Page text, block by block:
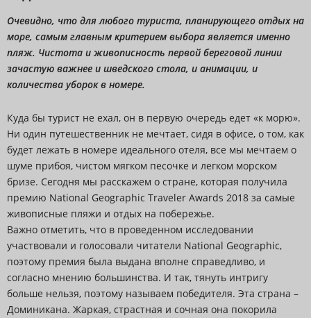
Очевидно, что для любого туриста, планирующего отдых на
море, самым главным критерием выбора является именно
пляж. Чистота и живописность первой береговой линии
зачастую важнее и шведского стола, и анимации, и
количества уборок в номере.
Куда бы турист не ехал, он в первую очередь едет «к морю».
Ни один путешественник не мечтает, сидя в офисе, о том, как
будет лежать в номере идеального отеля, все мы мечтаем о
шуме прибоя, чистом мягком песочке и легком морском
бризе. Сегодня мы расскажем о стране, которая получила
премию National Geographic Traveler Awards 2018 за самые
живописные пляжи и отдых на побережье.
Важно отметить, что в проведенном исследовании
участвовали и голосовали читатели National Geographic,
поэтому премия была выдана вполне справедливо, и
согласно мнению большинства. И так, тянуть интригу
больше нельзя, поэтому называем победителя. Эта страна –
Доминикана. Жаркая, страстная и сочная она покорила